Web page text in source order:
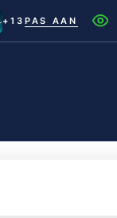
+13 PAS AAN
Netflix